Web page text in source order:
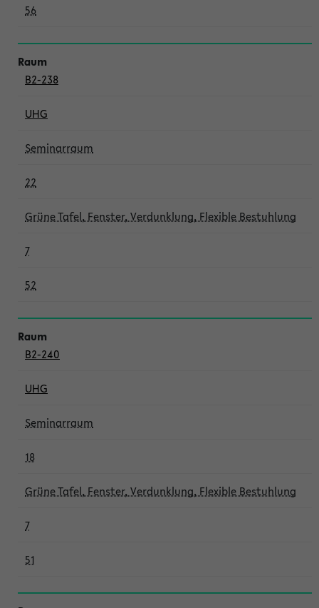
56
B2-238
UHG
Seminarraum
22
Grüne Tafel, Fenster, Verdunklung, Flexible Bestuhlung
7
52
B2-240
UHG
Seminarraum
18
Grüne Tafel, Fenster, Verdunklung, Flexible Bestuhlung
7
51